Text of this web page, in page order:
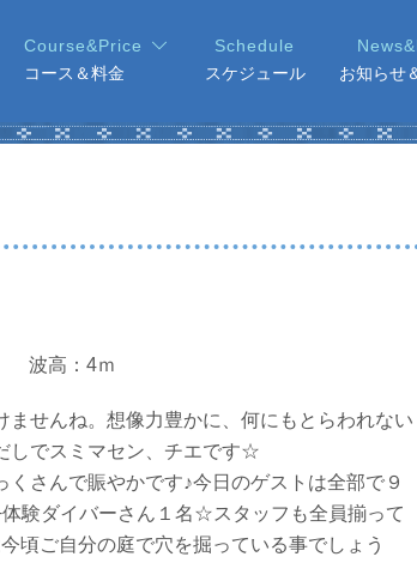
コース＆料金 スケジュール お知らせ
高：4ｍ
ませんね。想像力豊かに、何にもとらわれない
しでスミマセン、チエです☆
さんで賑やかです♪今日のゲストは全部で９
験ダイバーさん１名☆スタッフも全員揃って
頃ご自分の庭で穴を掘っている事でしょう